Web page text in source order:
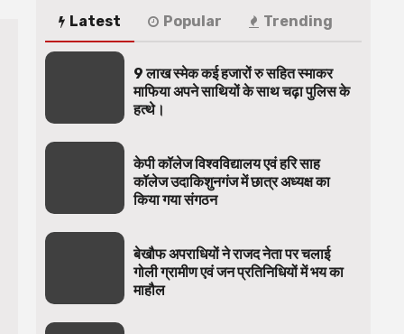
Latest Popular Trending
9 लाख स्मेक कई हजारों रु सहित स्माकर
माफिया अपने साथियों के साथ चढ़ा पुलिस के
हत्थे।
केपी कॉलेज विश्वविद्यालय एवं हरि साह
कॉलेज उदाकिशुनगंज में छात्र अध्यक्ष का
किया गया संगठन
बेखौफ अपराधियों ने राजद नेता पर चलाई
गोली ग्रामीण एवं जन प्रतिनिधियों में भय का
माहौल